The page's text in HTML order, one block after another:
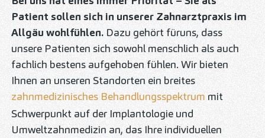
Patient sollen sich in unserer Zahnarztpraxis im
Allgäu wohlfühlen. Dazu gehört füruns, dass
unsere Patienten sich sowohl menschlich als auch
fachlich bestens aufgehoben fühlen. Wir bieten
Ihnen an unseren Standorten ein breites
zahnmedizinisches Behandlungsspektrum mit
Schwerpunkt auf der Implantologie und
Umweltzahnmedizin an, das Ihre individuellen